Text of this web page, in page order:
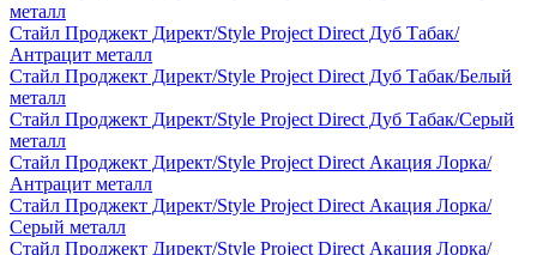
металл
Стайл Проджект Директ/Style Project Direct Дуб Табак/
Антрацит металл
Стайл Проджект Директ/Style Project Direct Дуб Табак/Белый
металл
Стайл Проджект Директ/Style Project Direct Дуб Табак/Серый
металл
Стайл Проджект Директ/Style Project Direct Акация Лорка/
Антрацит металл
Стайл Проджект Директ/Style Project Direct Акация Лорка/
Серый металл
Стайл Проджект Директ/Style Project Direct Акация Лорка/